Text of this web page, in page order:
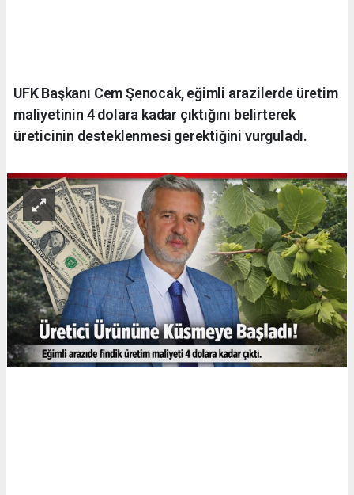
UFK Başkanı Cem Şenocak, eğimli arazilerde üretim
maliyetinin 4 dolara kadar çıktığını belirterek
üreticinin desteklenmesi gerektiğini vurguladı.